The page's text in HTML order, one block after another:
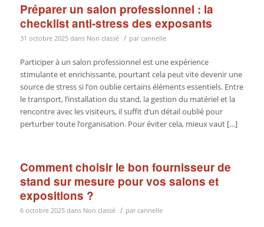
Préparer un salon professionnel : la
checklist anti-stress des exposants
31 octobre 2025 dans Non classé / parcannelle
Participer à un salon professionnel est une expérience
stimulante et enrichissante, pourtant cela peut vite devenir une
source de stress si l’on oublie certains éléments essentiels. Entre
le transport, l’installation du stand, la gestion du matériel et la
rencontre avec les visiteurs, il suffit d’un détail oublié pour
perturber toute l’organisation. Pour éviter cela, mieux vaut […]
Comment choisir le bon fournisseur de
stand sur mesure pour vos salons et
expositions ?
6 octobre 2025 dans Non classé / parcannelle